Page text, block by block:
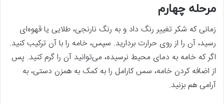
مرحله چهارم
زمانی که شکر تغییر رنگ داد و به رنگ نارنجی، طلایی یا قهوه‌ای
رسید، آن را از روی حرارت بردارید. سپس، خامه را با آن ترکیب کنید.
اگر که خامه به دمای محیط نرسیده، می‌توانید آن را گرم کنید. پس
از اضافه کردن خامه، سس کارامل را به کمک به همزن دستی، به
آرامی هم بزنید.